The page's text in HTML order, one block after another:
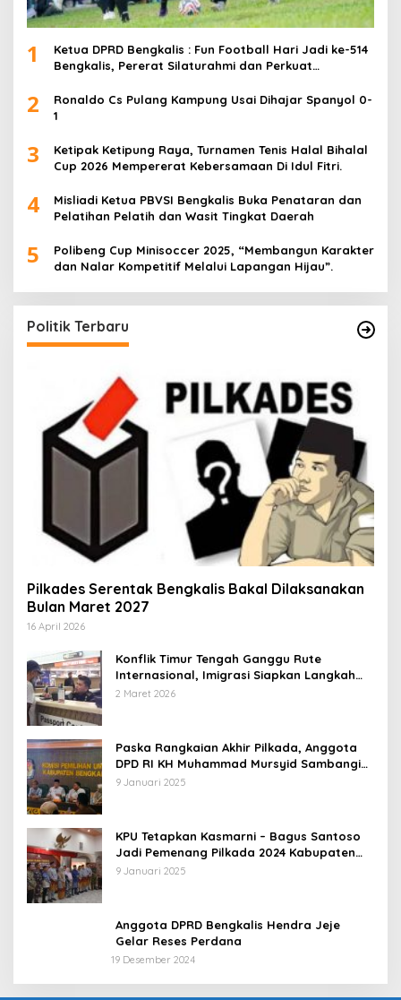
1
Ketua DPRD Bengkalis : Fun Football Hari Jadi ke-514
Bengkalis, Pererat Silaturahmi dan Perkuat
2
Ronaldo Cs Pulang Kampung Usai Dihajar Spanyol 0-
1
3
Ketipak Ketipung Raya, Turnamen Tenis Halal Bihalal
Cup 2026 Mempererat Kebersamaan Di Idul Fitri.
4
Misliadi Ketua PBVSI Bengkalis Buka Penataran dan
Pelatihan Pelatih dan Wasit Tingkat Daerah
5
Polibeng Cup Minisoccer 2025, “Membangun Karakter
dan Nalar Kompetitif Melalui Lapangan Hijau”.
Politik Terbaru
Pilkades Serentak Bengkalis Bakal Dilaksanakan
Bulan Maret 2027
16 April 2026
Konflik Timur Tengah Ganggu Rute
Internasional, Imigrasi Siapkan Langkah
Antisipatif
2 Maret 2026
Paska Rangkaian Akhir Pilkada, Anggota
DPD RI KH Muhammad Mursyid Sambangi
KPU Bengkalis
9 Januari 2025
KPU Tetapkan Kasmarni – Bagus Santoso
Jadi Pemenang Pilkada 2024 Kabupaten
Bengkalis
9 Januari 2025
Anggota DPRD Bengkalis Hendra Jeje
Gelar Reses Perdana
19 Desember 2024